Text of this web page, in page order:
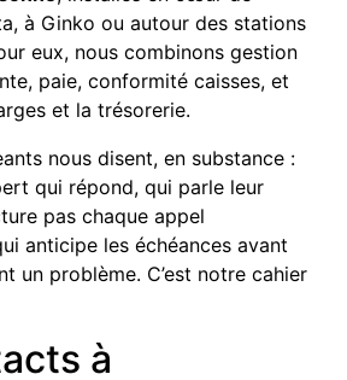
à Ginko ou autour des stations
eux, nous combinons gestion
paie, conformité caisses, et
et la trésorerie.
nous disent, en substance :
qui répond, qui parle leur
pas chaque appel
anticipe les échéances avant
un problème. C’est notre cahier
à